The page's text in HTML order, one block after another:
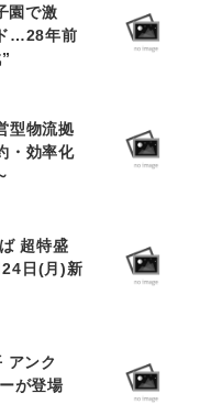
園で激
…28年前
型物流拠
・効率化
超特盛
日(月)新
アンク
ーが登場